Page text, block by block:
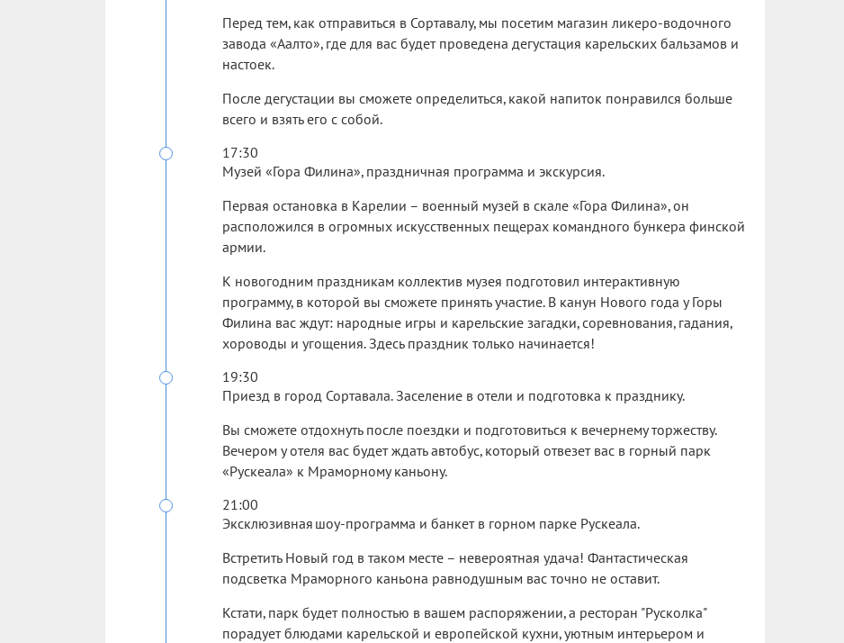
Перед тем, как отправиться в Сортавалу, мы посетим магазин ликеро-водочного
завода «Аалто», где для вас будет проведена дегустация карельских бальзамов и
настоек.
После дегустации вы сможете определиться, какой напиток понравился больше
всего и взять его с собой.
17:30
Музей «Гора Филина», праздничная программа и экскурсия.
Первая остановка в Карелии – военный музей в скале «Гора Филина», он
расположился в огромных искусственных пещерах командного бункера финской
армии.
К новогодним праздникам коллектив музея подготовил интерактивную
программу, в которой вы сможете принять участие. В канун Нового года у Горы
Филина вас ждут: народные игры и карельские загадки, соревнования, гадания,
хороводы и угощения. Здесь праздник только начинается!
19:30
Приезд в город Сортавала. Заселение в отели и подготовка к празднику.
Вы сможете отдохнуть после поездки и подготовиться к вечернему торжеству.
Вечером у отеля вас будет ждать автобус, который отвезет вас в горный парк
«Рускеала» к Мраморному каньону.
21:00
Эксклюзивная шоу-программа и банкет в горном парке Рускеала.
Встретить Новый год в таком месте – невероятная удача! Фантастическая
подсветка Мраморного каньона равнодушным вас точно не оставит.
Кстати, парк будет полностью в вашем распоряжении, а ресторан "Русколка"
порадует блюдами карельской и европейской кухни, уютным интерьером и